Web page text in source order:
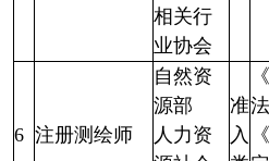
相关行
业协会
6 注册测绘师
自然资
源部
人力资
准
入
法